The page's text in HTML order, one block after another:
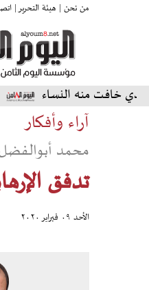
من نحن | هيئة التحرير |
منه النساء
آراء وأفكار
محمد
تدفق
الأحد ٠٩ فبراير ٢٠٢٠